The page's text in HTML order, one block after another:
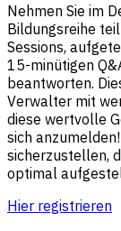
Nehmen Sie im
Bildungsreihe
Sessions,
15-minütigen
beantworten.
Verwalter mit
diese wertvolle
sich
sicherzustellen,
optimal
Hier registrieren